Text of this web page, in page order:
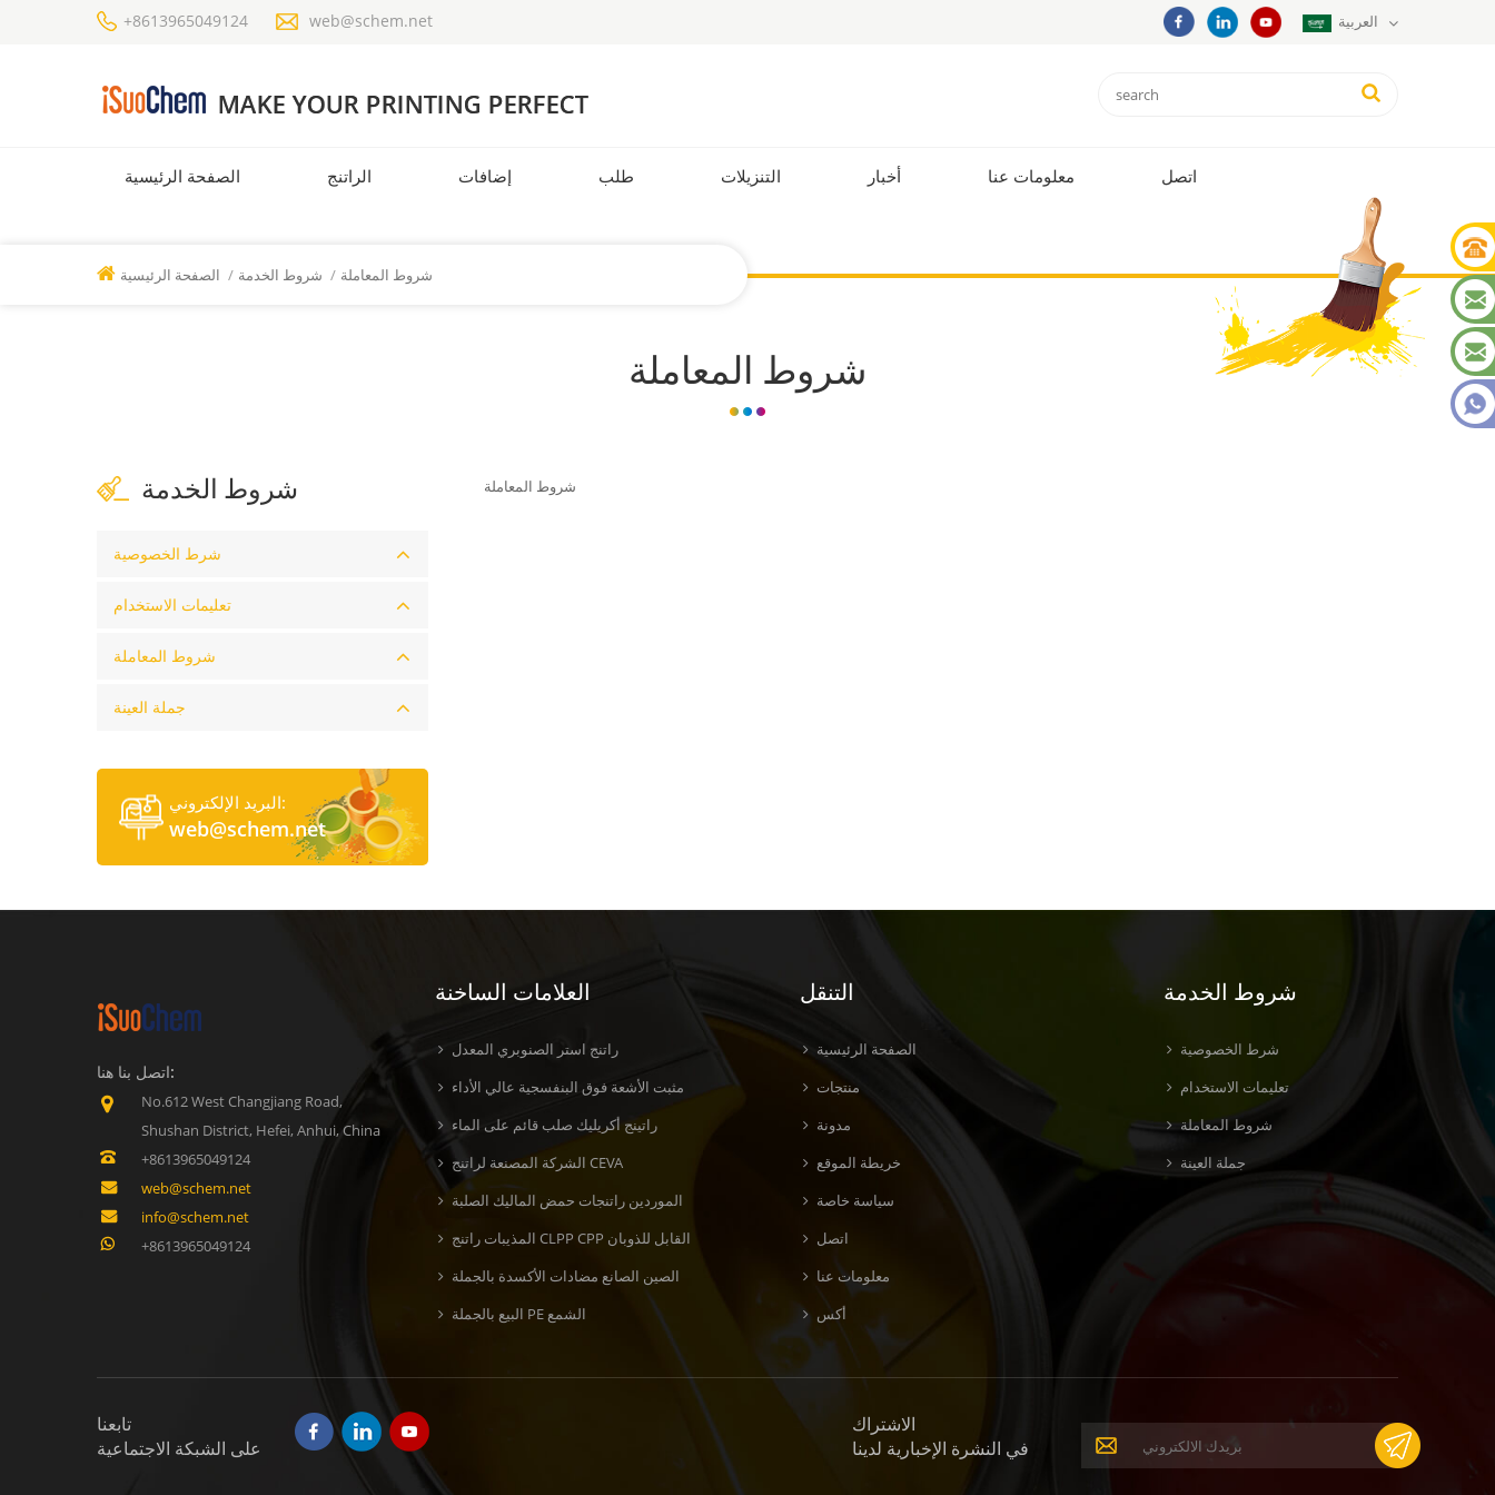
+8613965049124 web@schem.net
الصفحة الرئيسية الراتنج إضافات طلب التنزيلات أخبار معلومات عنا اتصل
الصفحة الرئيسية / شروط الخدمة / شروط المعاملة
شروط المعاملة
شروط الخدمة
شرط الخصوصية
تعليمات الاستخدام
شروط المعاملة
جملة العينة
البريد الإلكتروني:
web@schem.net
شروط المعاملة
اتصل بنا هنا:
No.612 West Changjiang Road,
Shushan District, Hefei, Anhui, China
+8613965049124
web@schem.net
info@schem.net
+8613965049124
العلامات الساخنة
راتنج استر الصنوبري المعدل
مثبت الأشعة فوق البنفسجية عالي الأداء
راتينج أكريليك صلب قائم على الماء
الشركة المصنعة لراتنج CEVA
الموردين راتنجات حمض الماليك الصلبة
المذيبات راتنج CLPP CPP القابل للذوبان
الصين الصانع مضادات الأكسدة بالجملة
البيع بالجملة PE الشمع
التنقل
الصفحة الرئيسية
منتجات
مدونة
خريطة الموقع
سياسة خاصة
اتصل
معلومات عنا
أكس
شروط الخدمة
شرط الخصوصية
تعليمات الاستخدام
شروط المعاملة
جملة العينة
تابعنا
على الشبكة الاجتماعية
الاشتراك
في النشرة الإخبارية لدينا